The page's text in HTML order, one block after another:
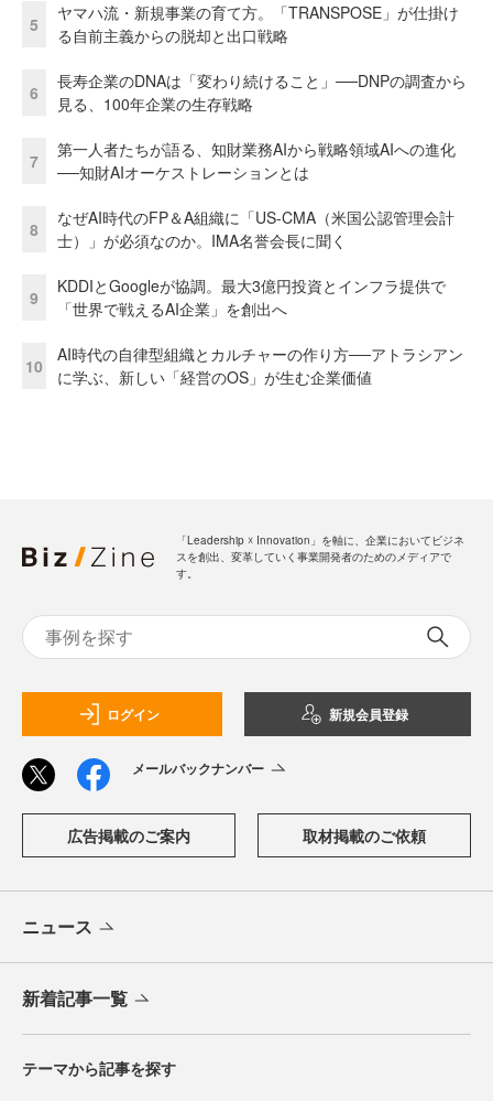
5
ヤマハ流・新規事業の育て方。「TRANSPOSE」が仕掛け
る自前主義からの脱却と出口戦略
6
長寿企業のDNAは「変わり続けること」──DNPの調査から
見る、100年企業の生存戦略
7
第一人者たちが語る、知財業務AIから戦略領域AIへの進化
──知財AIオーケストレーションとは
8
なぜAI時代のFP＆A組織に「US-CMA（米国公認管理会計
士）」が必須なのか。IMA名誉会長に聞く
9
KDDIとGoogleが協調。最大3億円投資とインフラ提供で
「世界で戦えるAI企業」を創出へ
10
AI時代の自律型組織とカルチャーの作り方──アトラシアン
に学ぶ、新しい「経営のOS」が生む企業価値
「Leadership ☓ Innovation」を軸に、企業においてビジネ
スを創出、変革していく事業開発者のためのメディアで
す。
ログイン 新規会員登録
メールバックナンバー
広告掲載のご案内 取材掲載のご依頼
ニュース
新着記事一覧
テーマから記事を探す